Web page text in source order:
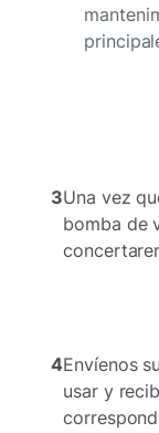
3Una vez
bomba de
4Envíenos
usar y